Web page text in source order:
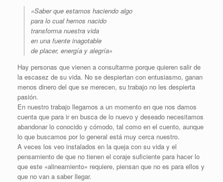
«Saber que estamos haciendo algo
para lo cual hemos nacido
transforma nuestra vida
en una fuente inagotable
de placer, energía y alegría»
Hay personas que vienen a consultarme porque quieren salir de
la escasez de su vida. No se despiertan con entusiasmo, ganan
menos dinero del que se merecen, su trabajo no les despierta
pasión.
En nuestro trabajo llegamos a un momento en que nos damos
cuenta que para ir en busca de lo nuevo y deseado necesitamos
abandonar lo conocido y cómodo, tal como en el cuento, aunque
lo que buscamos por lo general está muy cerca nuestro.
A veces los veo instalados en la queja con su vida y el
pensamiento de que no tienen el coraje suficiente para hacer lo
que este «alineamiento» requiere, piensan que no es para ellos y
que no van a saber llegar.